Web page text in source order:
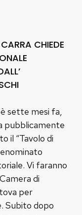
CHIEDE
sette mesi fa,
pubblicamente
il “Tavolo di
Vi faranno
di
per
Subito dopo